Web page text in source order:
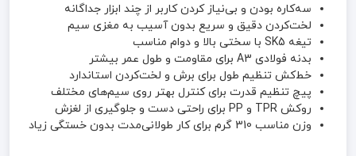
سه‌کاره بودن و بی‌نیاز کردن کاربر از چند ابزار جداگانه
لخت‌کردن دقیق و سریع بدون آسیب به مغزی سیم
تیغه SK5 با سختی بالا و دوام مناسب
بدنه فولادی A3 برای مقاومت و طول عمر بیشتر
خط‌کش تنظیم طول برای برش و لخت‌کردن استاندارد
پیچ تنظیم قدرت برای کنترل بهتر روی سیم‌های مختلف
روکش TPR و PP برای راحتی دست و جلوگیری از لغزش
وزن مناسب 310 گرم برای کار طولانی‌مدت بدون خستگی زیاد